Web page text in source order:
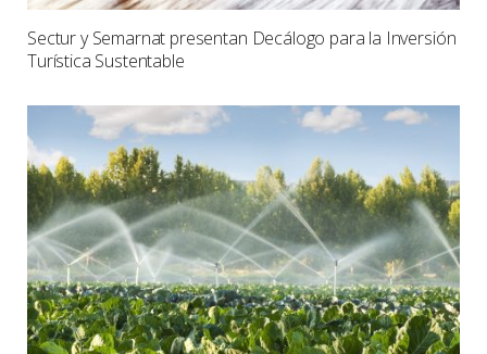
Sectur y Semarnat presentan Decálogo para la Inversión
Turística Sustentable